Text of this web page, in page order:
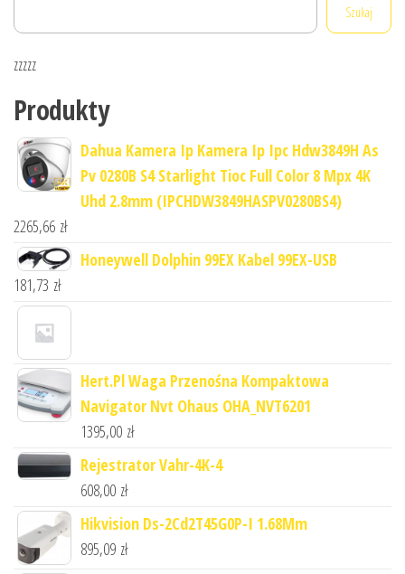
Szukaj
zzzzz
Produkty
Dahua Kamera Ip Kamera Ip Ipc Hdw3849H As
Pv 0280B S4 Starlight Tioc Full Color 8 Mpx 4K
Uhd 2.8mm (IPCHDW3849HASPV0280BS4)
2265,66 zł
Honeywell Dolphin 99EX Kabel 99EX-USB
181,73 zł
Hert.Pl Waga Przenośna Kompaktowa
Navigator Nvt Ohaus OHA_NVT6201
1395,00 zł
Rejestrator Vahr-4K-4
608,00 zł
Hikvision Ds-2Cd2T45G0P-I 1.68Mm
895,09 zł